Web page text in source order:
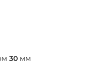
30 мм